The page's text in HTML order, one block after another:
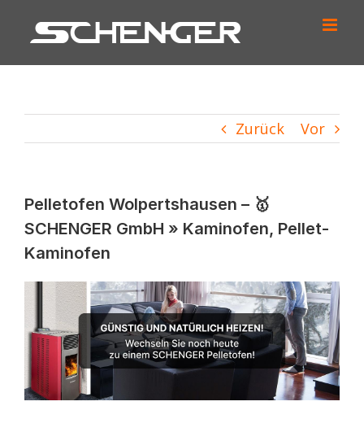
Inhalt
Zurück Vor
Pelletofen Wolpertshausen – 🥇
SCHENGER GmbH » Kaminofen, Pellet-
Kaminofen